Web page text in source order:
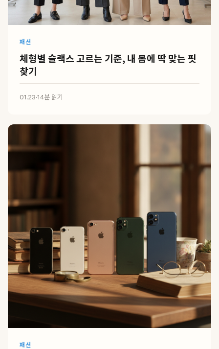
패션
체형별 슬랙스 고르는 기준, 내 몸에 딱 맞는 핏
찾기
01.23·14분 읽기
패션